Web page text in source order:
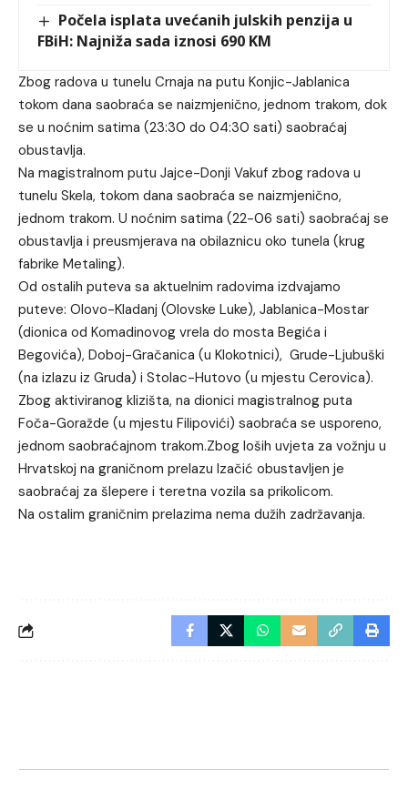
Počela isplata uvećanih julskih penzija u
FBiH: Najniža sada iznosi 690 KM
Zbog radova u tunelu Crnaja na putu Konjic-Jablanica
tokom dana saobraća se naizmjenično, jednom trakom, dok
se u noćnim satima (23:30 do 04:30 sati) saobraćaj
obustavlja.
Na magistralnom putu Jajce-Donji Vakuf zbog radova u
tunelu Skela, tokom dana saobraća se naizmjenično,
jednom trakom. U noćnim satima (22-06 sati) saobraćaj se
obustavlja i preusmjerava na obilaznicu oko tunela (krug
fabrike Metaling).
Od ostalih puteva sa aktuelnim radovima izdvajamo
puteve: Olovo-Kladanj (Olovske Luke), Jablanica-Mostar
(dionica od Komadinovog vrela do mosta Begića i
Begovića), Doboj-Gračanica (u Klokotnici), Grude-Ljubuški
(na izlazu iz Gruda) i Stolac-Hutovo (u mjestu Cerovica).
Zbog aktiviranog klizišta, na dionici magistralnog puta
Foča-Goražde (u mjestu Filipovići) saobraća se usporeno,
jednom saobraćajnom trakom.Zbog loših uvjeta za vožnju u
Hrvatskoj na graničnom prelazu Izačić obustavljen je
saobraćaj za šlepere i teretna vozila sa prikolicom.
Na ostalim graničnim prelazima nema dužih zadržavanja.